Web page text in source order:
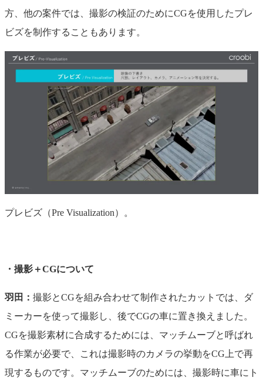
方、他の案件では、撮影の検証のためにCGを使用したプレ
ビズを制作することもあります。
プレビズ（Pre Visualization）。
・撮影＋CGについて
羽田： 撮影とCGを組み合わせて制作されたカットでは、ダ
ミーカーを使って撮影し、後でCGの車に置き換えました。
CGを撮影素材に合成するためには、マッチムーブと呼ばれ
る作業が必要で、これは撮影時のカメラの挙動をCG上で再
現するものです。マッチムーブのためには、撮影時に車にト